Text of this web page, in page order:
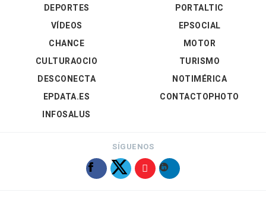
DEPORTES
VÍDEOS
PORTALTIC
EPSOCIAL
CHANCE
CULTURAOCIO
DESCONECTA
EPDATA.ES
INFOSALUS
MOTOR
TURISMO
NOTIMÉRICA
CONTACTOPHOTO
SÍGUENOS